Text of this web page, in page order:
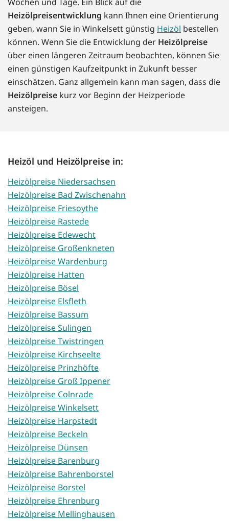
Heizölpreisentwicklung kann Ihnen eine Orientierung
geben, wann Sie in Winkelsett günstig Heizöl bestellen
können. Wenn Sie die Entwicklung der Heizölpreise
über einen längeren Zeitraum beobachten, können Sie
einen günstigen Kaufzeitpunkt in Zukunft besser
einschätzen. Ganz allgemein kann man sagen, dass die
Heizölpreise kurz vor Beginn der Heizperiode
ansteigen.
Heizöl und Heizölpreise in:
Heizölpreise Niedersachsen
Heizölpreise Bad Zwischenahn
Heizölpreise Friesoythe
Heizölpreise Rastede
Heizölpreise Edewecht
Heizölpreise Großenkneten
Heizölpreise Wardenburg
Heizölpreise Hatten
Heizölpreise Bösel
Heizölpreise Elsfleth
Heizölpreise Bassum
Heizölpreise Sulingen
Heizölpreise Twistringen
Heizölpreise Kirchseelte
Heizölpreise Prinzhöfte
Heizölpreise Groß Ippener
Heizölpreise Colnrade
Heizölpreise Winkelsett
Heizölpreise Harpstedt
Heizölpreise Beckeln
Heizölpreise Dünsen
Heizölpreise Barenburg
Heizölpreise Bahrenborstel
Heizölpreise Borstel
Heizölpreise Ehrenburg
Heizölpreise Mellinghausen